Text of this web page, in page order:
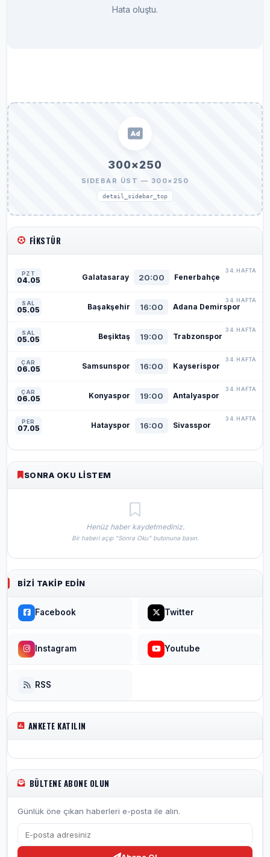
Hata oluştu.
300×250
SIDEBAR ÜST — 300×250
detail_sidebar_top
FIKSTÜR
PZT
04.05 Galatasaray 20:00 Fenerbahçe
34. HAFTA
SAL
05.05 Başakşehir 16:00 Adana Demirspor
34. HAFTA
SAL
05.05 Beşiktaş 19:00 Trabzonspor
34. HAFTA
ÇAR
06.05 Samsunspor 16:00 Kayserispor
34. HAFTA
ÇAR
06.05 Konyaspor 19:00 Antalyaspor
34. HAFTA
PER
07.05 Hatayspor 16:00 Sivasspor
34. HAFTA
SONRA OKU LISTEM
Henüz haber kaydetmediniz.
Bir haberi açıp "Sonra Oku" butonuna basın.
BIZI TAKIP EDIN
Facebook Twitter
Instagram Youtube
RSS
ANKETE KATILIN
BÜLTENE ABONE OLUN
Günlük öne çıkan haberleri e-posta ile alın.